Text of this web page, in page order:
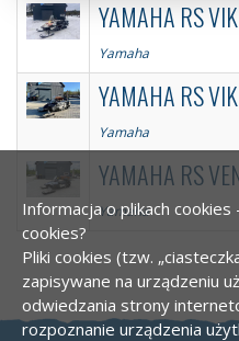
YAMAHA RS
Yamaha
YAMAHA RS
Yamaha
YAMAHA RS
Yamaha
Informacja o plikach
cookies?
Pliki cookies (tzw.
zapisywane na urządzeniu
odwiedzania strony
rozpoznanie urządzenia